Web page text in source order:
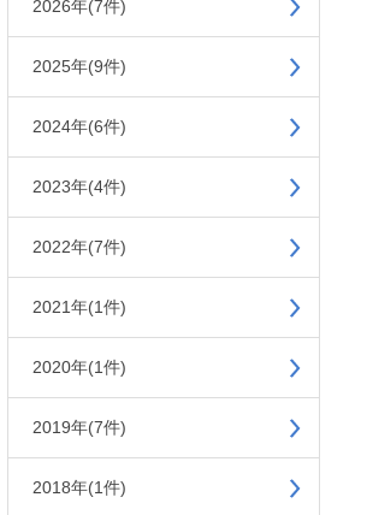
2026年(7件)
2025年(9件)
2024年(6件)
2023年(4件)
2022年(7件)
2021年(1件)
2020年(1件)
2019年(7件)
2018年(1件)